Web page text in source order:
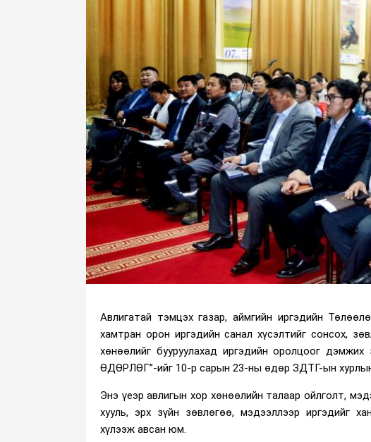
Авлигатай тэмцэх газар, аймгийн иргэдийн
хамтран орон иргэдийн санал хүсэлтийг сонсох,
хөнөөлийг бууруулахад иргэдийн оролцоог
ӨДӨРЛӨГ”-ийг 10-р сарын 23-ны өдөр ЗДТГ-ын
Энэ үеэр авлигын хор хөнөөлийн талаар ойлголт,
хууль, эрх зүйн зөвлөгөө, мэдээллээр иргэдийг
хүлээж авсан юм.